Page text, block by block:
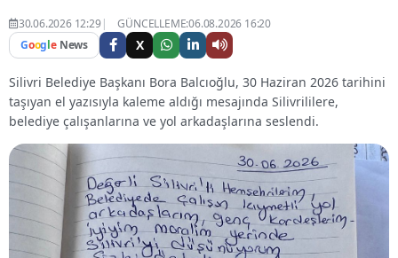
30.06.2026 12:29
GÜNCELLEME:06.08.2026 16:20
Google News X
Silivri Belediye Başkanı Bora Balcıoğlu, 30 Haziran 2026 tarihini
taşıyan el yazısıyla kaleme aldığı mesajında Silivrililere,
belediye çalışanlarına ve yol arkadaşlarına seslendi.